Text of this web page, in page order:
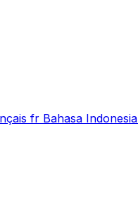
fr Bahasa Indonesia